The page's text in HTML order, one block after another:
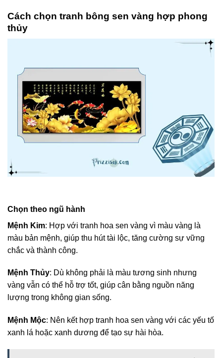
Cách chọn tranh bông sen vàng hợp phong
thủy
Chọn theo ngũ hành
Mệnh Kim: Hợp với tranh hoa sen vàng vì màu vàng là
màu bản mệnh, giúp thu hút tài lộc, tăng cường sự vững
chắc và thành công.
Mệnh Thủy: Dù không phải là màu tương sinh nhưng
vàng vẫn có thể hỗ trợ tốt, giúp cân bằng nguồn năng
lượng trong không gian sống.
Mệnh Mộc: Nên kết hợp tranh hoa sen vàng với các yếu tố
xanh lá hoặc xanh dương để tạo sự hài hòa.